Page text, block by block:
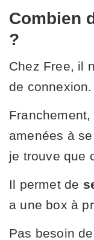
Combien
?
Chez Free, il
de connexion.
amenées à
je trouve que
Il permet de
a une box à
Pas besoin